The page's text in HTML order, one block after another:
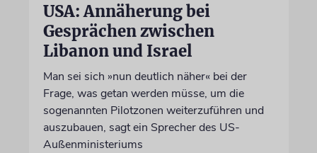
USA: Annäherung bei
Gesprächen zwischen
Libanon und Israel
Man sei sich »nun deutlich näher« bei der
Frage, was getan werden müsse, um die
sogenannten Pilotzonen weiterzuführen und
auszubauen, sagt ein Sprecher des US-
Außenministeriums